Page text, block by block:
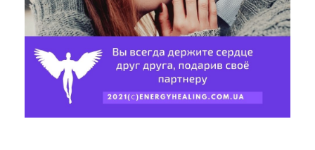
Сеанси
Астрологія
Карма терапія
Очищення житла
Кодекс
Ступені
Навчання
КОРИСНЕ
Сакральні тури
Відео лекції
Карти Духів
КОНТАКТИ